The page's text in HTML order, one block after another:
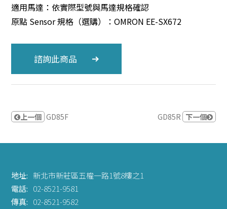
適用馬達：依實際型號與馬達規格確認
原點 Sensor 規格（選購）：OMRON EE-SX672
諮詢此商品
上一個 GD85F GD85R 下一個
地址: 新北市新莊區五權一路1號8樓之1
電話: 02-8521-9581
傳真: 02-8521-9582